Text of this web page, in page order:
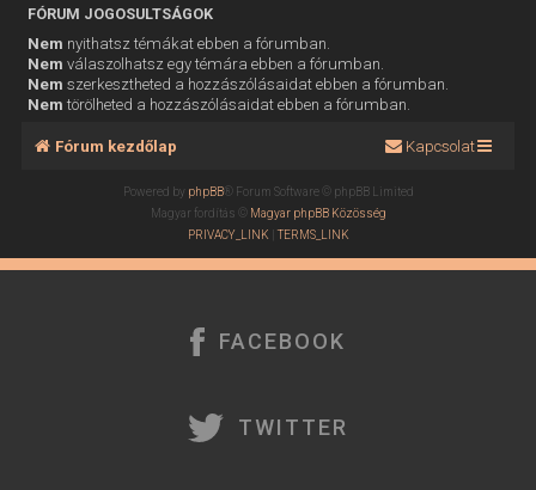
FÓRUM JOGOSULTSÁGOK
Nem nyithatsz témákat ebben a fórumban.
Nem válaszolhatsz egy témára ebben a fórumban.
Nem szerkesztheted a hozzászólásaidat ebben a fórumban.
Nem törölheted a hozzászólásaidat ebben a fórumban.
Fórum kezdőlap Kapcsolat
Powered by phpBB® Forum Software © phpBB Limited
Magyar fordítás ©
Magyar phpBB Közösség
PRIVACY_LINK| TERMS_LINK
FACEBOOK
TWITTER